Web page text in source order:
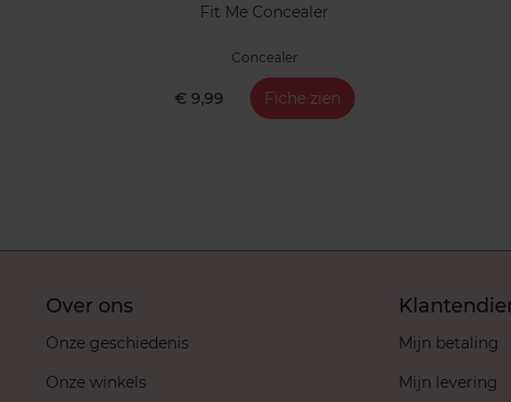
Fit Me Concealer
Concealer
€ 9,99 Fiche zien
Over ons
Onze geschiedenis
Onze winkels
Mijn betaling
Mijn levering